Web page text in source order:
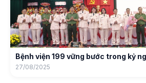
Bệnh viện 199 vững bước trong kỷ
27/08/2025